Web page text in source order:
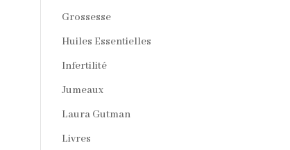
Grossesse
Huiles Essentielles
Infertilité
Jumeaux
Laura Gutman
Livres